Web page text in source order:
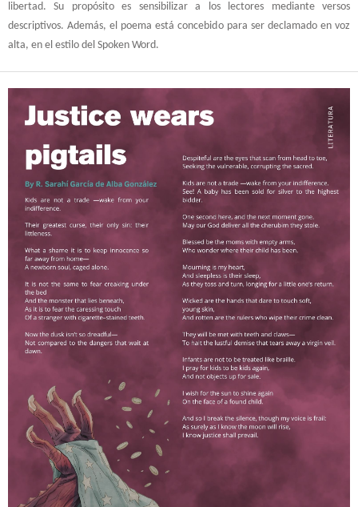
libertad. Su propósito es sensibilizar a los lectores mediante versos
descriptivos. Además, el poema está concebido para ser declamado en voz
alta, en el estilo del Spoken Word.